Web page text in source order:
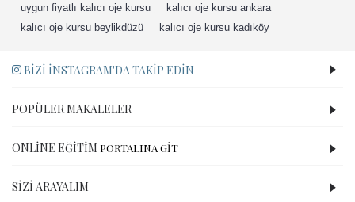
uygun fiyatlı kalıcı oje kursu
kalıcı oje kursu ankara
kalıcı oje kursu beylikdüzü
kalıcı oje kursu kadıköy
BIZI İNSTAGRAM'DA TAKIP EDIN
POPÜLER MAKALELER
ONLINE EĞITIM PORTALINA GİT
SIZI ARAYALIM